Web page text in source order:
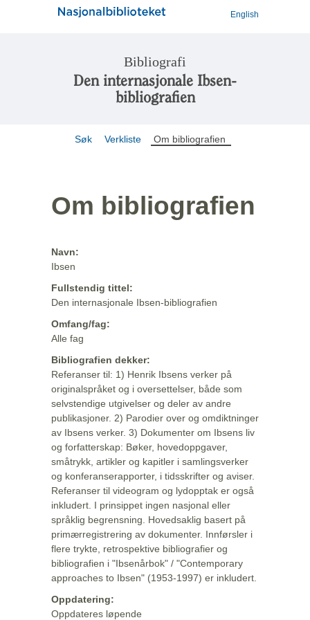
English
Bibliografi
Den internasjonale Ibsen-
bibliografien
Søk Verkliste Om bibliografien
Om bibliografien
Navn:
Ibsen
Fullstendig tittel:
Den internasjonale Ibsen-bibliografien
Omfang/fag:
Alle fag
Bibliografien dekker:
Referanser til: 1) Henrik Ibsens verker på
originalspråket og i oversettelser, både som
selvstendige utgivelser og deler av andre
publikasjoner. 2) Parodier over og omdiktninger
av Ibsens verker. 3) Dokumenter om Ibsens liv
og forfatterskap: Bøker, hovedoppgaver,
småtrykk, artikler og kapitler i samlingsverker
og konferanserapporter, i tidsskrifter og aviser.
Referanser til videogram og lydopptak er også
inkludert. I prinsippet ingen nasjonal eller
språklig begrensning. Hovedsaklig basert på
primærregistrering av dokumenter. Innførsler i
flere trykte, retrospektive bibliografier og
bibliografien i "Ibsenårbok" / "Contemporary
approaches to Ibsen" (1953-1997) er inkludert.
Oppdatering:
Oppdateres løpende